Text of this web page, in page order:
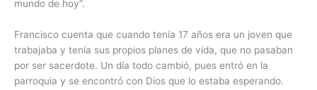
mundo de hoy”.
Francisco cuenta que cuando tenía 17 años era un joven que
trabajaba y tenía sus propios planes de vida, que no pasaban
por ser sacerdote. Un día todo cambió, pues entró en la
parroquia y se encontró con Dios que lo estaba esperando.